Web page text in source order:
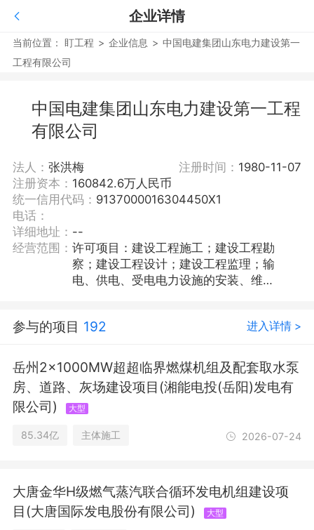
企业详情
当前位置： 盯工程 > 企业信息 > 中国电建集团山东电力建设第一
工程有限公司
中国电建集团山东电力建设第一工程
有限公司
法人： 张洪梅 注册时间： 1980-11-07
注册资本： 160842.6万人民币
统一信用代码： 9137000016304450X1
电话：
详细地址： --
经营范围： 许可项目：建设工程施工；建设工程勘
察；建设工程设计；建设工程监理；输
电、供电、受电电力设施的安装、维修
施工专业作业；建筑物拆除作业（爆破
货物）。（依法须经批准的项目，经相
关部门批准后方可开展经营活动，具体
经营项目以相关部门批准文件或许可证
件为准）一般项目：对外承包工程；工
理、勘察、设计、监理除外）；规划设
设备安装服务；体育场地设施工程施
工；土石方工程施工；电力行业高效节
能技术研发；发电技术服务；风力发电
参与的项目 192 进入详情 >
岳州2×1000MW超超临界燃煤机组及配套取水泵
房、道路、灰场建设项目(湘能电投(岳阳)发电有
限公司)
大型
85.34亿 主体施工 2026-07-24
大唐金华H级燃气蒸汽联合循环发电机组建设项
目(大唐国际发电股份有限公司)
大型